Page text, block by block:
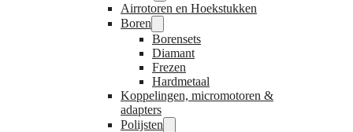
Airrotoren en Hoekstukken
Boren
Borensets
Diamant
Frezen
Hardmetaal
Koppelingen, micromotoren &
adapters
Polijsten